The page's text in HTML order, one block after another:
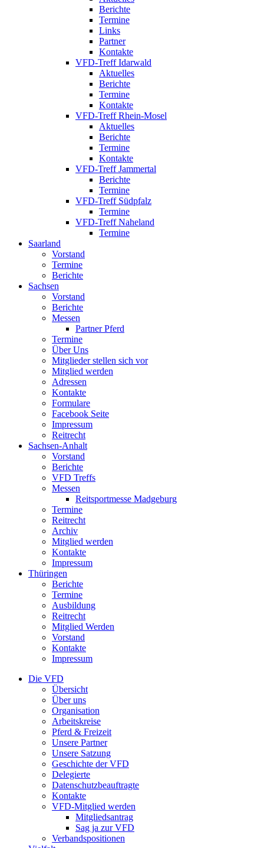
Berichte
Termine
Links
Partner
Kontakte
VFD-Treff Idarwald
Aktuelles
Berichte
Termine
Kontakte
VFD-Treff Rhein-Mosel
Aktuelles
Berichte
Termine
Kontakte
VFD-Treff Jammertal
Berichte
Termine
VFD-Treff Südpfalz
Termine
VFD-Treff Naheland
Termine
Saarland
Vorstand
Termine
Berichte
Sachsen
Vorstand
Berichte
Messen
Partner Pferd
Termine
Über Uns
Mitglieder stellen sich vor
Mitglied werden
Adressen
Kontakte
Formulare
Facebook Seite
Impressum
Reitrecht
Sachsen-Anhalt
Vorstand
Berichte
VFD Treffs
Messen
Reitsportmesse Madgeburg
Termine
Reitrecht
Archiv
Mitglied werden
Kontakte
Impressum
Thüringen
Berichte
Termine
Ausbildung
Reitrecht
Mitglied Werden
Vorstand
Kontakte
Impressum
Die VFD
Übersicht
Über uns
Organisation
Arbeitskreise
Pferd & Freizeit
Unsere Partner
Unsere Satzung
Geschichte der VFD
Delegierte
Datenschutzbeauftragte
Kontakte
VFD-Mitglied werden
Mitgliedsantrag
Sag ja zur VFD
Verbandspositionen